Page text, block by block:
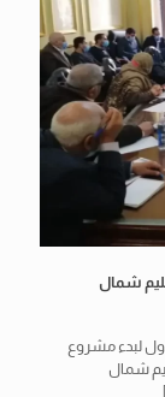
شمال
لبدء مشروع
شمال